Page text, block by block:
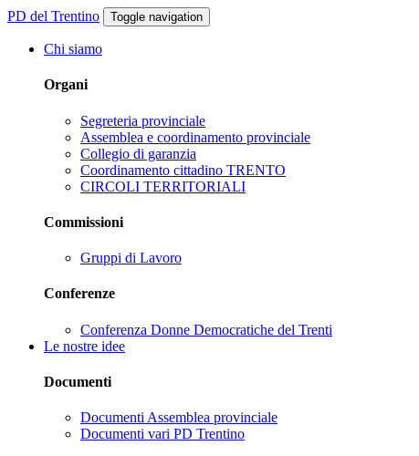
PD del Trentino Toggle navigation
Chi siamo
Organi
Segreteria provinciale
Assemblea e coordinamento provinciale
Collegio di garanzia
Coordinamento cittadino TRENTO
CIRCOLI TERRITORIALI
Commissioni
Gruppi di Lavoro
Conferenze
Conferenza Donne Democratiche del Trenti
Le nostre idee
Documenti
Documenti Assemblea provinciale
Documenti vari PD Trentino